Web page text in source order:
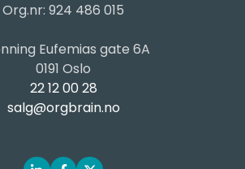
Org.nr: 924 486 015
Eufemias gate 6A
0191 Oslo
22 12 00 28
salg@orgbrain.no